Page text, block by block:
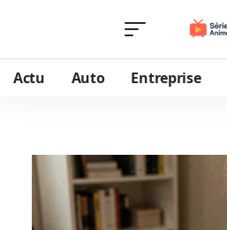
Actu Auto Entreprise